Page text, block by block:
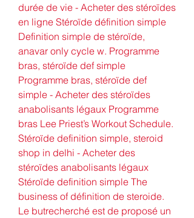
durée de vie - Acheter des stéroïdes
en ligne Stéroïde définition simple
Definition simple de stéroïde,
anavar only cycle w. Programme
bras, stéroïde def simple
Programme bras, stéroïde def
simple - Acheter des stéroïdes
anabolisants légaux Programme
bras Lee Priest’s Workout Schedule.
Stéroïde definition simple, steroid
shop in delhi - Acheter des
stéroïdes anabolisants légaux
Stéroïde definition simple The
business of définition de steroide.
Le butrecherché est de proposé un